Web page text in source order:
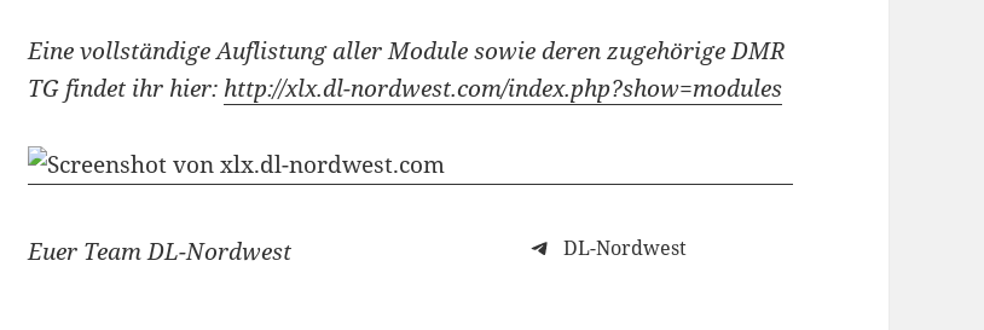
Eine vollständige Auflistung aller Module sowie deren zugehörige DMR
TG findet ihr hier: http://xlx.dl-nordwest.com/index.php?show=modules
Euer Team DL-Nordwest DL-Nordwest